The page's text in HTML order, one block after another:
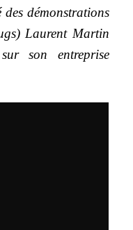
démonstrations
Laurent Martin
son entreprise